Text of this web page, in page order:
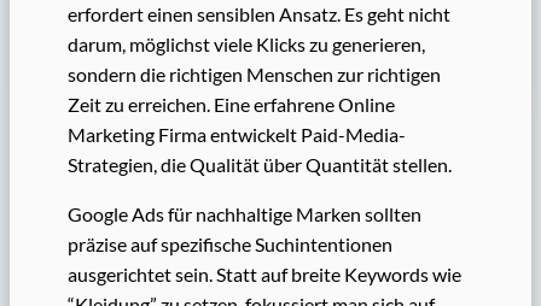
erfordert einen sensiblen Ansatz. Es geht nicht
darum, möglichst viele Klicks zu generieren,
sondern die richtigen Menschen zur richtigen
Zeit zu erreichen. Eine erfahrene Online
Marketing Firma entwickelt Paid-Media-
Strategien, die Qualität über Quantität stellen.
Google Ads für nachhaltige Marken sollten
präzise auf spezifische Suchintentionen
ausgerichtet sein. Statt auf breite Keywords wie